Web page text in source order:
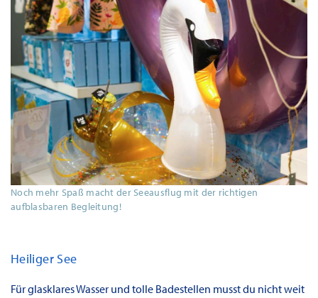
Noch mehr Spaß macht der Seeausflug mit der richtigen
aufblasbaren Begleitung!
Heiliger See
Für glasklares Wasser und tolle Badestellen musst du nicht weit